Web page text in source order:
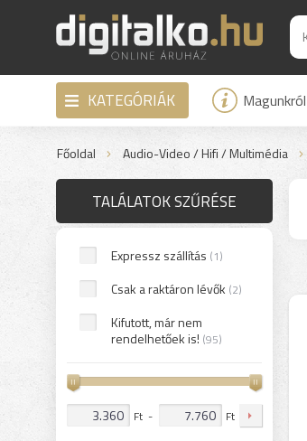
KATEGÓRIÁK Magunkról
Főoldal Audio-Video / Hifi / Multimédia
TALÁLATOK SZŰRÉSE
Expressz szállítás (1)
Csak a raktáron lévők (2)
Kifutott, már nem
rendelhetőek is! (95)
Ft - Ft